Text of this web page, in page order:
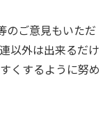
のご意見もいただ
以外は出来るだけ
くするように努め